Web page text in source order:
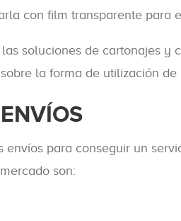
con film transparente para
las soluciones de cartonajes y
la forma de utilización
para conseguir un
son: